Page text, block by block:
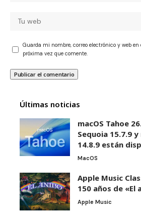
Guarda mi nombre, correo electrónico y web en
próxima vez que comente.
Últimas noticias
macOS Tahoe
Sequoia 15.7.9
14.8.9 están
MacOS
Apple Music
150 años de «El
Apple Music